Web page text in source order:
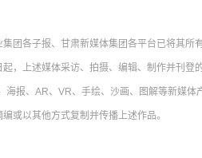
团各子报、甘肃新媒体集团各平台已将其所
，上述媒体采访、拍摄、编辑、制作并刊登
报、AR、VR、手绘、沙画、图解等新媒体
或以其他方式复制并传播上述作品。